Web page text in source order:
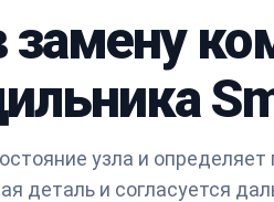
замену
узла и определяет
деталь и согласуется